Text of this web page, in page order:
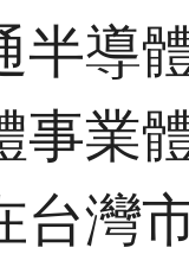
半導
事業
台灣